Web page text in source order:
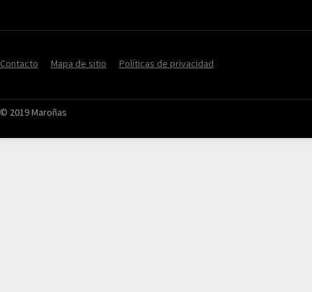
Contacto Mapa de sitio Políticas de privacidad
© 2019 Maroñas